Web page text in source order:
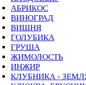
АБРИКОС
ВИНОГРАД
ВИШНЯ
ГОЛУБИКА
ГРУША
ЖИМОЛОСТЬ
ИНЖИР
КЛУБНИКА -